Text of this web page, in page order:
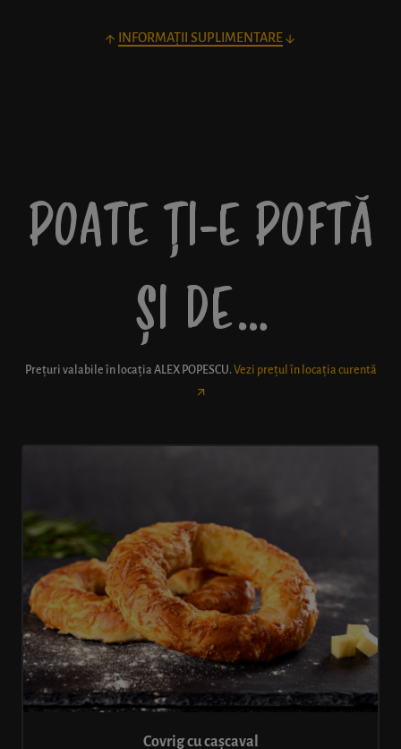
INFORMAȚII SUPLIMENTARE
POATE ȚI-E POFTĂ
ȘI DE…
Prețuri valabile în locația ALEX POPESCU. Vezi prețul în locația curentă
Covrig cu cașcaval